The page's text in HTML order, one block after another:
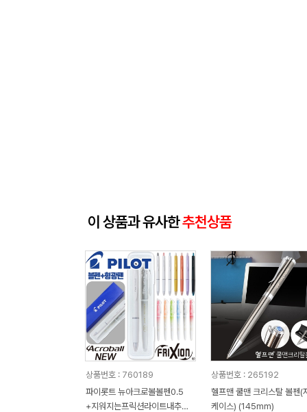
이 상품과 유사한추천상품
상품번호 : 760189
파이롯트 뉴아크로볼볼펜0.5
+지워지는프릭션라이트내추럴
상품번호 : 265192
헬프맨 쿨맨 크리스탈 볼펜(
케이스) (145mm)